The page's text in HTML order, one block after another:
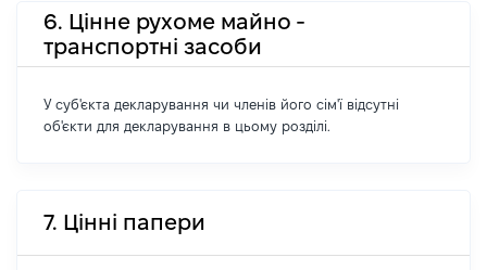
6. Цінне рухоме майно -
транспортні засоби
У суб'єкта декларування чи членів його сім'ї відсутні
об'єкти для декларування в цьому розділі.
7. Цінні папери